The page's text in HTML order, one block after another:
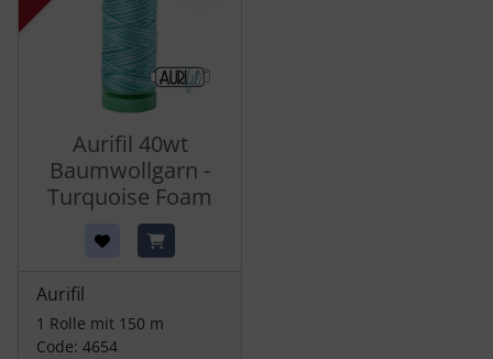
Aurifil 40wt
Baumwollgarn -
Turquoise Foam
Aurifil
1 Rolle mit 150 m
Code: 4654